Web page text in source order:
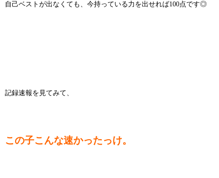
自己ベストが出なくても、今持っている力を出せれば100点です◎
記録速報を見てみて、
この子こんな速かったっけ。